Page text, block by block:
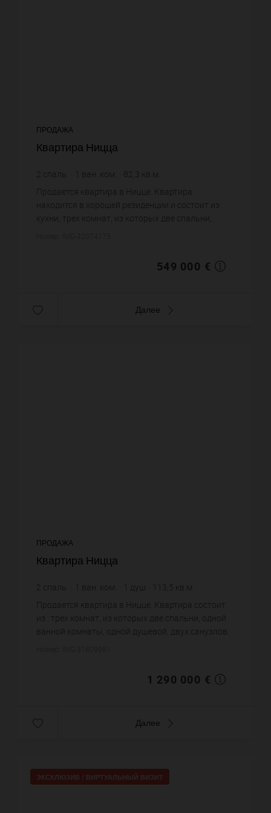
ПРОДАЖА
Квартира Ницца
2 спаль. ван. ком. 82,3 кв.м.
Продается квартира в Ницце. Квартира
находится в хорошей резиденции и состоит из :
кухни, трех комнат, из которых две спальни,
549 000 €
Далее
ПРОДАЖА
Квартира Ницца
2 спаль. ван. ком. душ 113,5 кв.м.
Продается квартира в Ницце. Квартира состоит
из : трех комнат, из которых две спальни, одной
ванной комнаты, одной душевой, двух санузлов.
1 290 000 €
Далее
ЭКСКЛЮЗИВ / ВИРТУАЛЬНЫЙ ВИЗИТ